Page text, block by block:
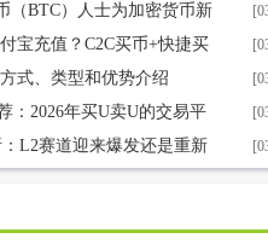
（BTC）人士为加密货币新
宝充值？C2C买币+快捷买
式、类型和优势介绍
：2026年买U卖U的交易平
L2赛道迎来爆发还是重新